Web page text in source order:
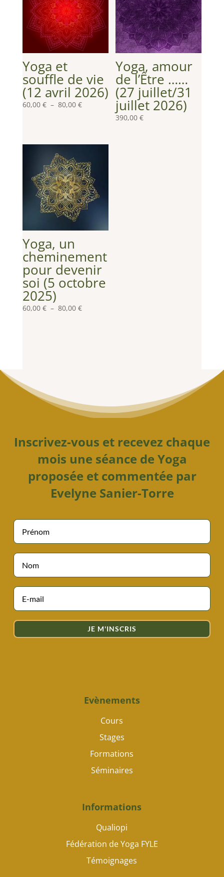
Yoga et
souffle de vie
(12 avril 2026)
60,00 € – 80,00 €Plage
80,00 €
Yoga, amour
de l’Être ……
(27 juillet/31
juillet 2026)
390,00€
Yoga, un
cheminement
pour devenir
soi (5 octobre
2025)
60,00 € – 80,00 €Plage
Inscrivez-vous et recevez chaque
mois une séance de Yoga
proposée et commentée par
Evelyne Sanier-Torre
JE M'INSCRIS
Evènements
Cours
Stages
Formations
Séminaires
Informations
Qualiopi
Fédération de Yoga FYLE
Témoignages